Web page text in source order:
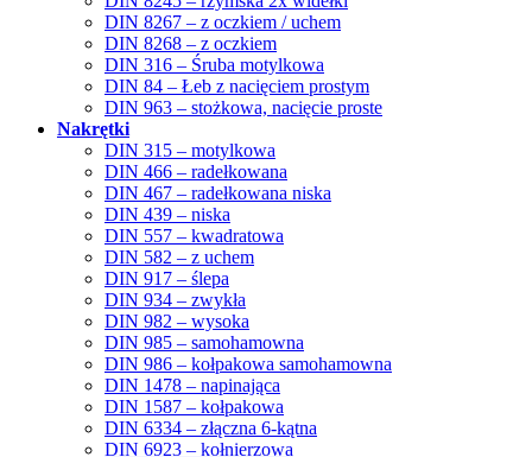
DIN 8267 – z oczkiem / uchem
DIN 8268 – z oczkiem
DIN 316 – Śruba motylkowa
DIN 84 – Łeb z nacięciem prostym
DIN 963 – stożkowa, nacięcie proste
Nakrętki
DIN 315 – motylkowa
DIN 466 – radełkowana
DIN 467 – radełkowana niska
DIN 439 – niska
DIN 557 – kwadratowa
DIN 582 – z uchem
DIN 917 – ślepa
DIN 934 – zwykła
DIN 982 – wysoka
DIN 985 – samohamowna
DIN 986 – kołpakowa samohamowna
DIN 1478 – napinająca
DIN 1587 – kołpakowa
DIN 6334 – złączna 6-kątna
DIN 6923 – kołnierzowa